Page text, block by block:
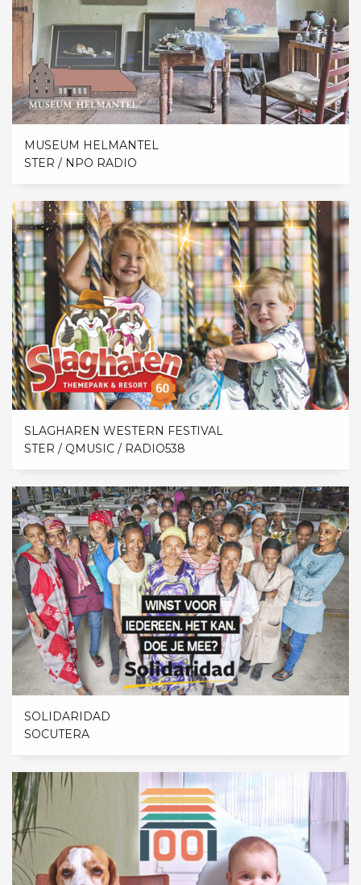
MUSEUM HELMANTEL
STER / NPO RADIO
SLAGHAREN WESTERN FESTIVAL
STER / QMUSIC / RADIO538
SOLIDARIDAD
SOCUTERA